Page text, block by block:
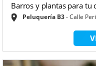
Barros y plantas para tu
Peluquería B3 Calle